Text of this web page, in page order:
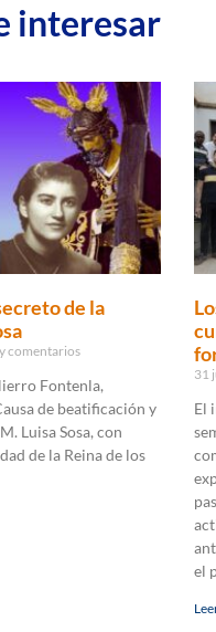
interesar
de la
comentarios
Fontenla,
de beatificación y
Luisa Sosa, con
de la Reina de los
31
El
el